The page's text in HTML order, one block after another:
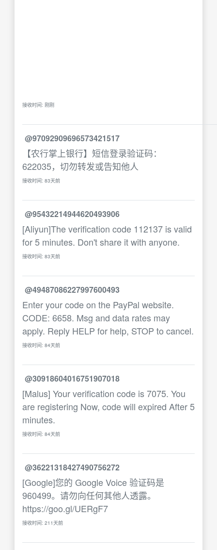
接收时间: 刚刚
@97092909696573421517
【农行掌上银行】短信登录验证码：
622035，切勿转发或告知他人
接收时间: 83天前
@95432214944620493906
[Aliyun]The verification code 112137 is valid
for 5 minutes. Don't share it with anyone.
接收时间: 83天前
@49487086227997600493
Enter your code on the PayPal website.
CODE: 6658. Msg and data rates may
apply. Reply HELP for help, STOP to cancel.
接收时间: 84天前
@30918604016751907018
[Malus] Your verification code is 7075. You
are registering Now, code will expired After 5
minutes.
接收时间: 84天前
@36221318427490756272
[Google]您的 Google Voice 验证码是
960499。请勿向任何其他人透露。
https://goo.gl/UERgF7
接收时间: 211天前